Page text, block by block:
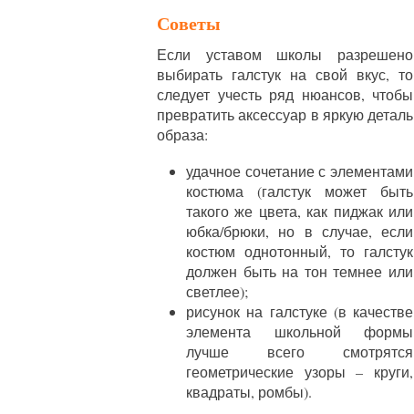
Советы
Если уставом школы разрешено
выбирать галстук на свой вкус, то
следует учесть ряд нюансов, чтобы
превратить аксессуар в яркую деталь
образа:
удачное сочетание с элементами
костюма (галстук может быть
такого же цвета, как пиджак или
юбка/брюки, но в случае, если
костюм однотонный, то галстук
должен быть на тон темнее или
светлее);
рисунок на галстуке (в качестве
элемента школьной формы
лучше всего смотрятся
геометрические узоры – круги,
квадраты, ромбы).